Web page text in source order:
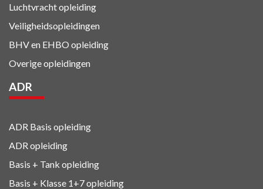
Luchtvrachtopleiding
Veiligheidsopleidingen
BHV en EHBO opleiding
Overige opleidingen
ADR
ADR Basis opleiding
ADR opleiding
Basis + Tank opleiding
Basis + Klasse 1+7opleiding